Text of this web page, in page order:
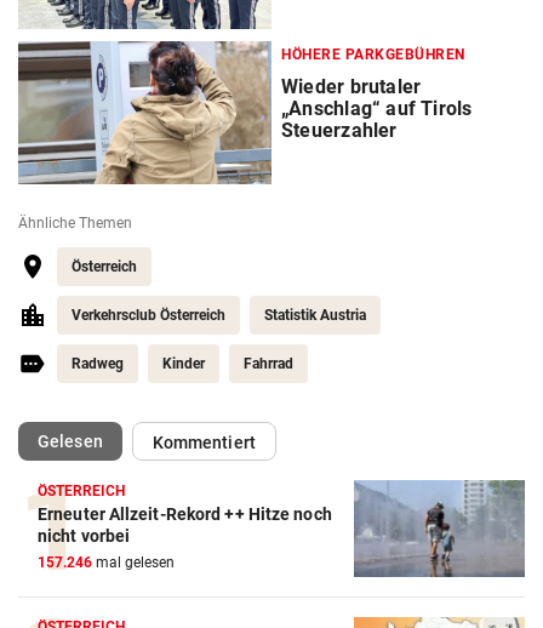
HÖHERE PARKGEBÜHREN
Wieder brutaler
„Anschlag“ auf Tirols
Steuerzahler
Ähnliche Themen
Österreich
Verkehrsclub Österreich Statistik Austria
Radweg Kinder Fahrrad
Gelesen(ausgewählt)Kommentiert
ÖSTERREICH
Erneuter Allzeit-Rekord ++ Hitze noch
nicht vorbei
157.246 mal gelesen